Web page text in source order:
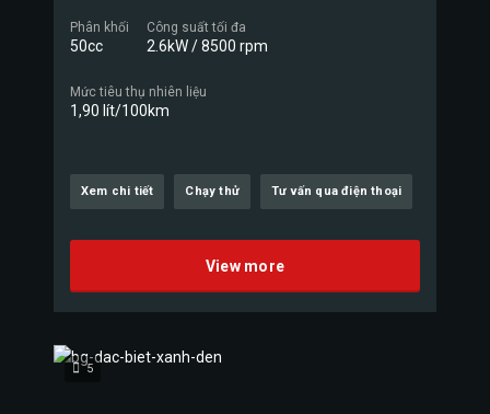
Phân khối
50cc
Công suất tối đa
2.6kW / 8500 rpm
Mức tiêu thụ nhiên liệu
1,90 lít/100km
Xem chi tiết Chạy thử Tư vấn qua điện thoại
View more
5